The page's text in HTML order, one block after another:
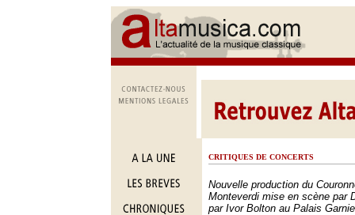
CRITIQUES DE CONCERTS
Nouvelle production du
Monteverdi mise en scène par
par Ivor Bolton au Palais